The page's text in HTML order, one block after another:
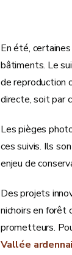
En été,
bâtiments. Le
de reproduction
directe, soit par
Les pièges
ces suivis. Ils
enjeu de
Des projets
nichoirs en forêt
prometteurs.
Vallée